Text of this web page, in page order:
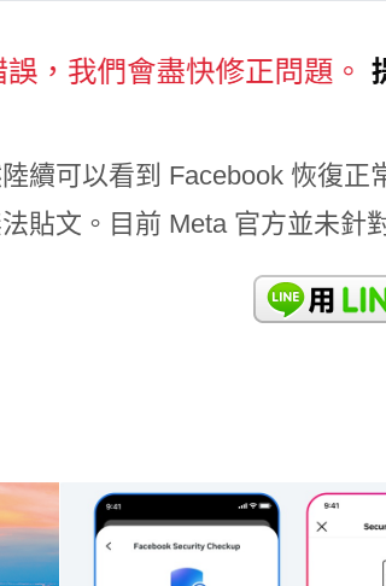
續可以看到 Facebook 恢復
貼文。目前 Meta 官方並未針